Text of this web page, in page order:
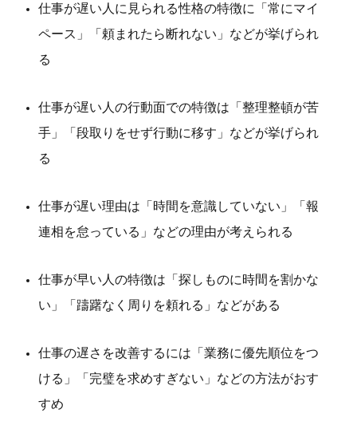
仕事が遅い人に見られる性格の特徴に「常にマイ
ペース」「頼まれたら断れない」などが挙げられ
る
仕事が遅い人の行動面での特徴は「整理整頓が苦
手」「段取りをせず行動に移す」などが挙げられ
る
仕事が遅い理由は「時間を意識していない」「報
連相を怠っている」などの理由が考えられる
仕事が早い人の特徴は「探しものに時間を割かな
い」「躊躇なく周りを頼れる」などがある
仕事の遅さを改善するには「業務に優先順位をつ
ける」「完璧を求めすぎない」などの方法がおす
すめ